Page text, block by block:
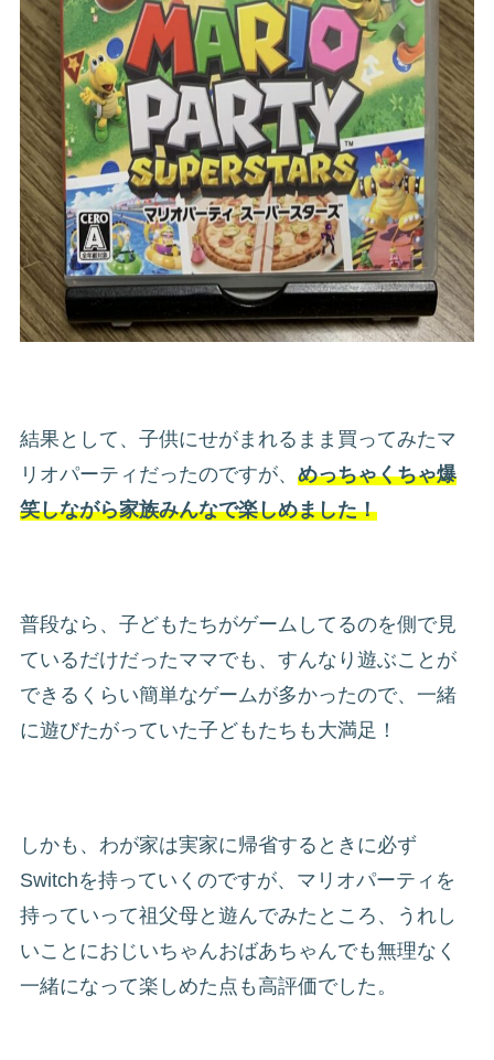
結果として、子供にせがまれるまま買ってみたマ
リオパーティだったのですが、 めっちゃくちゃ爆
笑しながら家族みんなで楽しめました！
普段なら、子どもたちがゲームしてるのを側で見
ているだけだったママでも、すんなり遊ぶことが
できるくらい簡単なゲームが多かったので、一緒
に遊びたがっていた子どもたちも大満足！
しかも、わが家は実家に帰省するときに必ず
Switchを持っていくのですが、マリオパーティを
持っていって祖父母と遊んでみたところ、うれし
いことにおじいちゃんおばあちゃんでも無理なく
一緒になって楽しめた点も高評価でした。